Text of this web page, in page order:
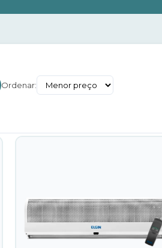
Ordenar: